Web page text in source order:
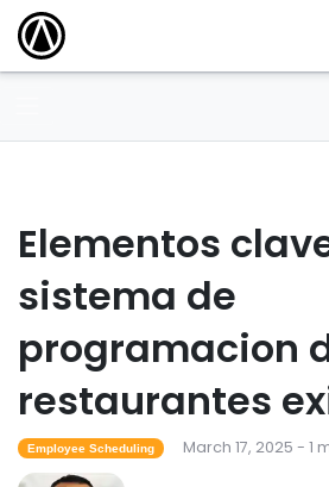
Elementos
sistema de
programacion
restaurantes
Employee Scheduling March 17, 2025 - 1